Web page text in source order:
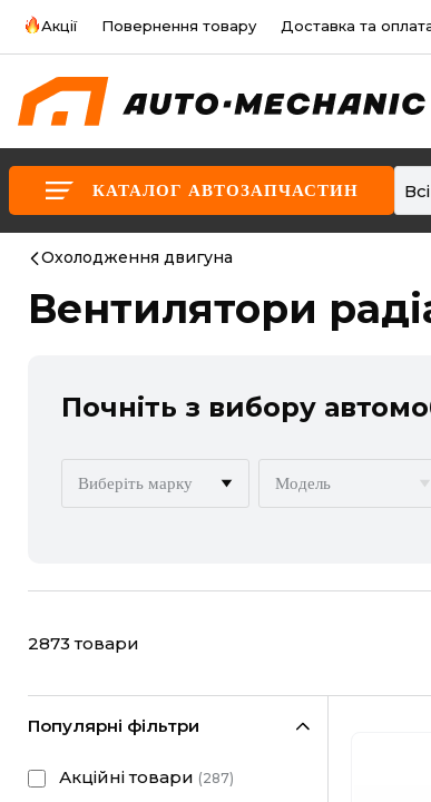
Акції Повернення товару Доставка та
КАТАЛОГ АВТОЗАПЧАСТИН
Охолодження двигуна
Вентилятори
Почніть з вибору
Виберіть марку Модель
2873 товари
Популярні фільтри
Акційні товари (287)